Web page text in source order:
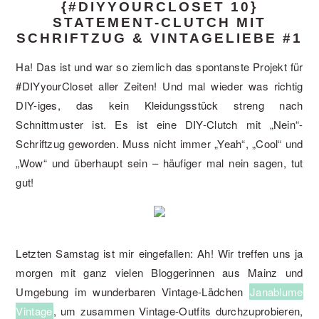
{#DIYYOURCLOSET 10}
STATEMENT-CLUTCH MIT
SCHRIFTZUG & VINTAGELIEBE #1
Ha! Das ist und war so ziemlich das spontanste Projekt für
#DIYyourCloset aller Zeiten! Und mal wieder was richtig
DIY-iges, das kein Kleidungsstück streng nach
Schnittmuster ist. Es ist eine DIY-Clutch mit „Nein“-
Schriftzug geworden. Muss nicht immer „Yeah“, „Cool“ und
„Wow“ und überhaupt sein – häufiger mal nein sagen, tut
gut!
Letzten Samstag ist mir eingefallen: Ah! Wir treffen uns ja
morgen mit ganz vielen Bloggerinnen aus Mainz und
Umgebung im wunderbaren Vintage-Lädchen Janablume
Vintage, um zusammen Vintage-Outfits durchzuprobieren,